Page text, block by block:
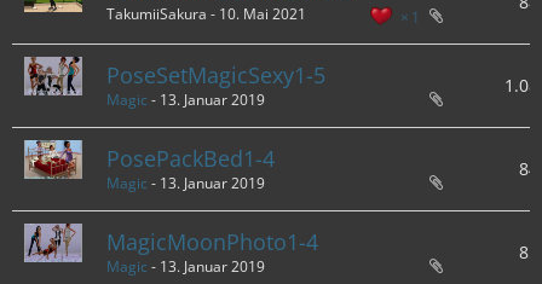
1
TakumiiSakura - 10. Mai 2021
PoseSetMagicSexy1-5
Magic - 13. Januar 2019
PosePackBed1-4
Magic - 13. Januar 2019
MagicMoonPhoto1-4
Magic - 13. Januar 2019